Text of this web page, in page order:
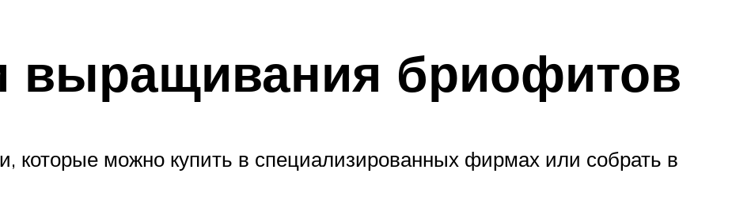
выращивания бриофитов
можно купить в специализированных фирмах или собрать в